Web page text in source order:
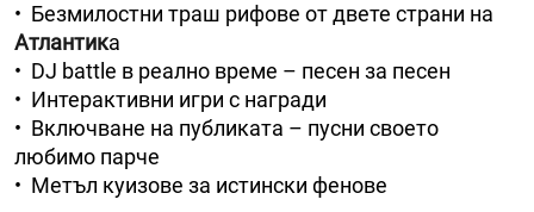
• Безмилостни траш рифове от двете страни на
Атлантика
• DJ battle в реално време – песен за песен
• Интерактивни игри с награди
• Включване на публиката – пусни своето
любимо парче
• Метъл куизове за истински фенове